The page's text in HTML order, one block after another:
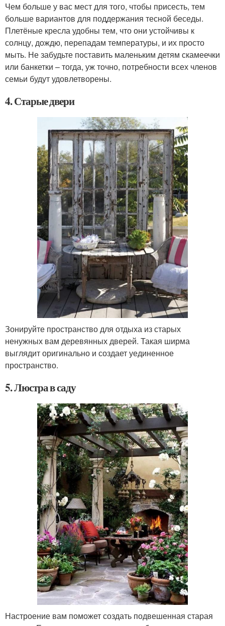
Чем больше у вас мест для того, чтобы присесть, тем
больше вариантов для поддержания тесной беседы.
Плетёные кресла удобны тем, что они устойчивы к
солнцу, дождю, перепадам температуры, и их просто
мыть. Не забудьте поставить маленьким детям скамеечки
или банкетки – тогда, уж точно, потребности всех членов
семьи будут удовлетворены.
4. Старые двери
Зонируйте пространство для отдыха из старых
ненужных вам деревянных дверей. Такая ширма
выглядит оригинально и создает уединенное
пространство.
5. Люстра в саду
Настроение вам поможет создать подвешенная старая